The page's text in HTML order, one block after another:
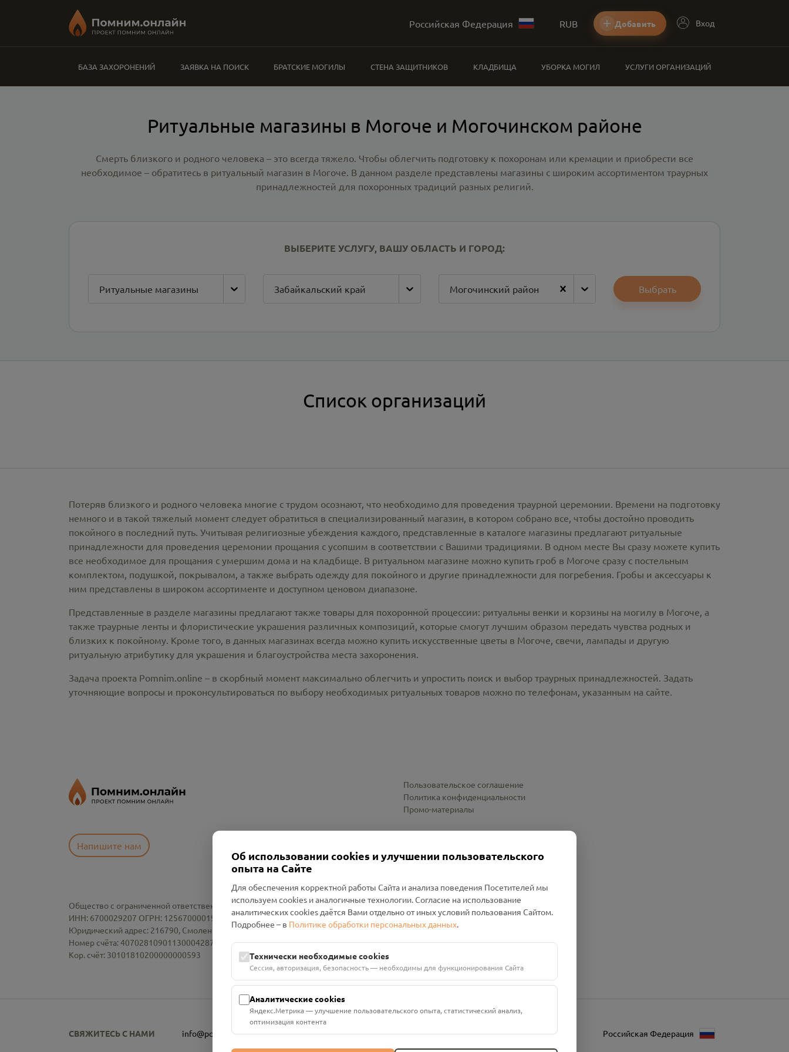
Российская Федерация RUB Добавить Вход
БАЗА ЗАХОРОНЕНИЙ ЗАЯВКА НА ПОИСК БРАТСКИЕ МОГИЛЫ СТЕНА ЗАЩИТНИКОВ КЛАДБИЩА УБОРКА МОГИЛ УСЛУГИ ОРГАНИЗАЦИЙ
Ритуальные магазины в Могоче и Могочинском районе
Смерть близкого и родного человека – это всегда тяжело. Чтобы облегчить подготовку к похоронам или кремации и приобрести все
необходимое – обратитесь в ритуальный магазин в Могоче. В данном разделе представлены магазины с широким ассортиментом траурных
принадлежностей для похоронных традиций разных религий.
ВЫБЕРИТЕ УСЛУГУ, ВАШУ ОБЛАСТЬ И ГОРОД:
Ритуальные магазины Забайкальский край Могочинский район Выбрать
Список организаций
Потеряв близкого и родного человека многие с трудом осознают, что необходимо для проведения траурной церемонии. Времени на подготовку
немного и в такой тяжелый момент следует обратиться в специализированный магазин, в котором собрано все, чтобы достойно проводить
покойного в последний путь. Учитывая религиозные убеждения каждого, представленные в каталоге магазины предлагают ритуальные
принадлежности для проведения церемонии прощания с усопшим в соответствии с Вашими традициями. В одном месте Вы сразу можете купить
все необходимое для прощания с умершим дома и на кладбище. В ритуальном магазине можно купить гроб в Могоче сразу с постельным
комплектом, подушкой, покрывалом, а также выбрать одежду для покойного и другие принадлежности для погребения. Гробы и аксессуары к
ним представлены в широком ассортименте и доступном ценовом диапазоне.
Представленные в разделе магазины предлагают также товары для похоронной процессии: ритуальны венки и корзины на могилу в Могоче, а
также траурные ленты и флористические украшения различных композиций, которые смогут лучшим образом передать чувства родных и
близких к покойному. Кроме того, в данных магазинах всегда можно купить искусственные цветы в Могоче, свечи, лампады и другую
ритуальную атрибутику для украшения и благоустройства места захоронения.
Задача проекта Pomnim.online – в скорбный момент максимально облегчить и упростить поиск и выбор траурных принадлежностей. Задать
уточняющие вопросы и проконсультироваться по выбору необходимых ритуальных товаров можно по телефонам, указанным на сайте.
Напишите нам
Пользовательское соглашение
Политика конфиденциальности
Промо-материалы
Общество с ограниченной ответственностью «Смоленский Проект Помним»
ИНН: 6700029207 ОГРН: 1256700001986
Юридический адрес: 216790, Смоленская область, р-н Руднянский, г. Рудня, улица Западная, д. 26А, пом. 18
Номер счёта: 40702810901130004287 в АО "АЛЬФА-БАНК"
Кор. счёт: 30101810200000000593
СВЯЖИТЕСЬ С НАМИ info@pomnim.online Российская Федерация
Об использовании cookies и улучшении пользовательского
опыта на Сайте
Для обеспечения корректной работы Сайта и анализа поведения Посетителей мы
используем cookies и аналогичные технологии. Согласие на использование
аналитических cookies даётся Вами отдельно от иных условий пользования Сайтом.
Подробнее – в Политике обработки персональных данных.
Технически необходимые cookies
Сессия, авторизация, безопасность — необходимы для функционирования Сайта
Аналитические cookies
Яндекс.Метрика — улучшение пользовательского опыта, статистический анализ,
оптимизация контента